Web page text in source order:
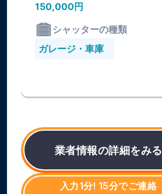
150,000円
シャッターの種類
ガレージ・車庫
業者情報の詳細をみる
入力1分! 15分でご連絡